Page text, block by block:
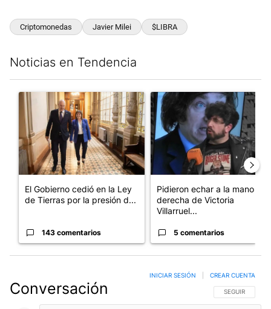
Criptomonedas Javier Milei $LIBRA
Noticias en Tendencia
Un artículo de tendencia con el título "El Gobierno cedió en
El Gobierno cedió en la Ley
de Tierras por la presión d...
143 comentarios
Un artículo de tendencia con
Pidieron echar a la mano
derecha de Victoria
Villarruel...
5 comentarios
Conversación SIGA ESTA
SEGUIR
INICIAR SESIÓN CREAR CUENTA